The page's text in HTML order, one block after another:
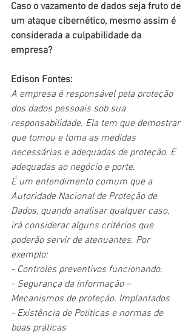
Caso o vazamento de dados seja fruto de
um ataque cibernético, mesmo assim é
considerada a culpabilidade da
empresa?
Edison Fontes:
A empresa é responsável pela proteção
dos dados pessoais sob sua
responsabilidade. Ela tem que demostrar
que tomou e toma as medidas
necessárias e adequadas de proteção. E
adequadas ao negócio e porte.
É um entendimento comum que a
Autoridade Nacional de Proteção de
Dados, quando analisar qualquer caso,
irá considerar alguns critérios que
poderão servir de atenuantes. Por
exemplo:
- Controles preventivos funcionando.
- Segurança da informação –
Mecanismos de proteção. Implantados
- Existência de Políticas e normas de
boas práticas